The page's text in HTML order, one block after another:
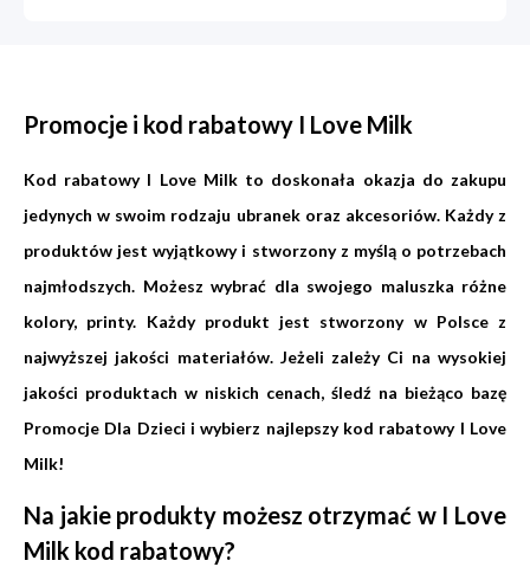
Promocje i kod rabatowy I Love Milk
Kod rabatowy I Love Milk to doskonała okazja do zakupu
jedynych w swoim rodzaju ubranek oraz akcesoriów. Każdy z
produktów jest wyjątkowy i stworzony z myślą o potrzebach
najmłodszych. Możesz wybrać dla swojego maluszka różne
kolory, printy. Każdy produkt jest stworzony w Polsce z
najwyższej jakości materiałów. Jeżeli zależy Ci na wysokiej
jakości produktach w niskich cenach, śledź na bieżąco bazę
Promocje Dla Dzieci i wybierz najlepszy kod rabatowy I Love
Milk!
Na jakie produkty możesz otrzymać w I Love
Milk kod rabatowy?